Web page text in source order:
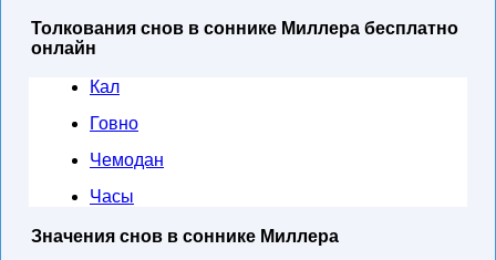
Толкования снов в соннике Миллера бесплатно
онлайн
Кал
Говно
Чемодан
Часы
Значения снов в соннике Миллера